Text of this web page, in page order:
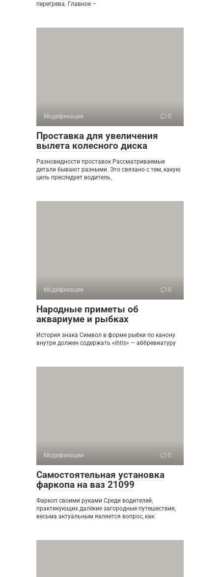
перегрева. Главное –
Модификации 0
Проставка для увеличения
вылета колесного диска
Разновидности проставок Рассматриваемые
детали бывают разными. Это связано с тем, какую
цель преследует водитель,
Модификации 0
Народные приметы об
аквариуме и рыбках
История знака Символ в форме рыбки по канону
внутри должен содержать «ihtis» — аббревиатуру
Модификации 0
Самостоятельная установка
фаркопа на ваз 21099
Фаркоп своими руками Среди водителей,
практикующих далёкие загородные путешествия,
весьма актуальным является вопрос, как